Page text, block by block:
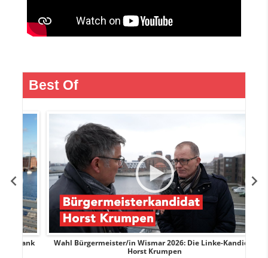
Best Of
Wahl Bürgermeister/in Wismar 2026: Die Linke-Kandidat
Horst Krumpen